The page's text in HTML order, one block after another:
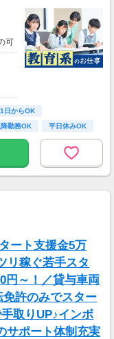
可
日からOK
勤務OK
平日休みOK
ート支援金5万
リ稼ぐ若手スタ
円～！／貸与車両
許のみでスター
取りUP♪インボ
サポート体制充実